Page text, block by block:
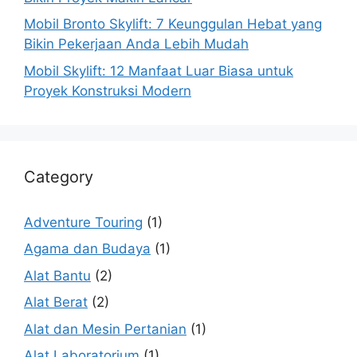
Mobil Bronto Skylift: 7 Keunggulan Hebat yang
Bikin Pekerjaan Anda Lebih Mudah
Mobil Skylift: 12 Manfaat Luar Biasa untuk
Proyek Konstruksi Modern
Category
Adventure Touring (1)
Agama dan Budaya (1)
Alat Bantu (2)
Alat Berat (2)
Alat dan Mesin Pertanian (1)